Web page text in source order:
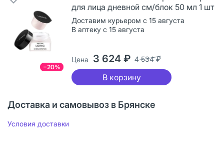
−20%
для лица дневной см/блок 50 мл 1 шт
Доставим курьером с 15 августа
В аптеку с 15 августа
Цена 3 624 ₽ 4 534 ₽
В корзину
Доставка и самовывоз в Брянске
Условия доставки